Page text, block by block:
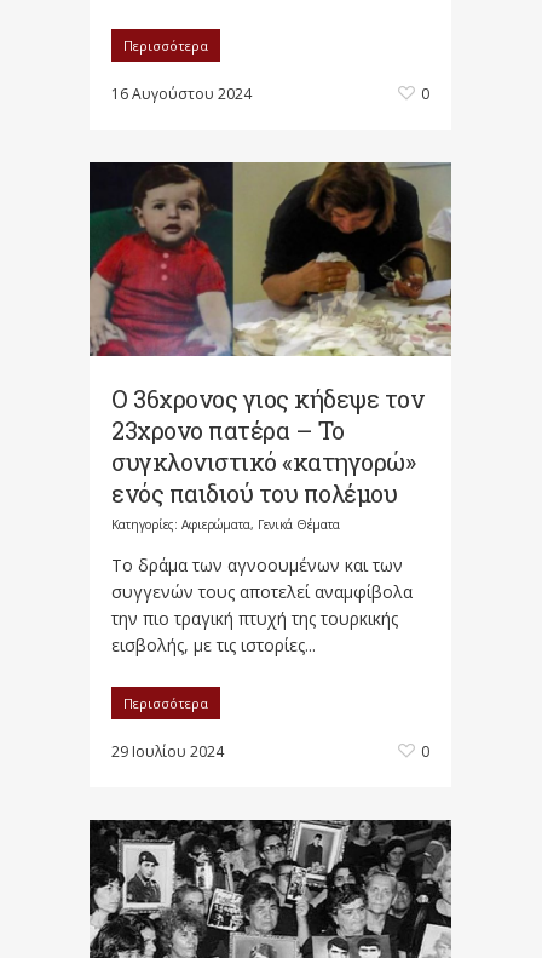
Περισσότερα
16 Αυγούστου 2024 0
Ο 36χρονος γιος κήδεψε τον
23χρονο πατέρα – Το
συγκλονιστικό «κατηγορώ»
ενός παιδιού του πολέμου
Κατηγορίες: Αφιερώματα, Γενικά Θέματα
Το δράμα των αγνοουμένων και των
συγγενών τους αποτελεί αναμφίβολα
την πιο τραγική πτυχή της τουρκικής
εισβολής, με τις ιστορίες...
Περισσότερα
29 Ιουλίου 2024 0